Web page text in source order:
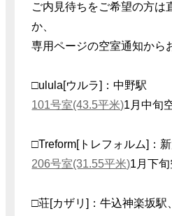
ご内見待ちをご希望の方は
か、
専用ページの空室通知から
□ulula[ウルラ]：中野駅
101号室(43.5平米)1月中旬
□Treform[トレフォルム]：
206号室(31.55平米)1月下
□荘[カザリ]：牛込神楽坂駅